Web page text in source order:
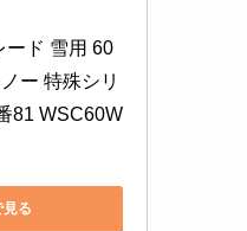
ード 雪用 60
ー 特殊シリ
81 WSC60W
る